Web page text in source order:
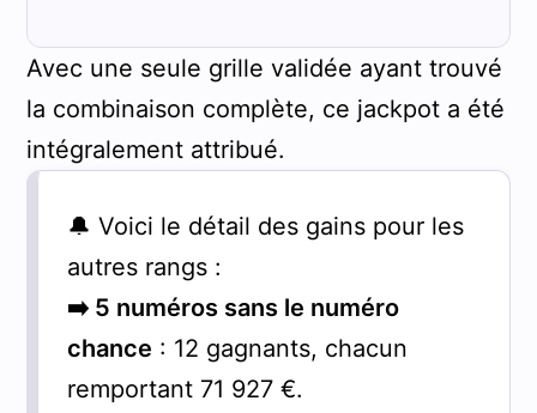
Avec une seule grille validée ayant trouvé
la combinaison complète, ce jackpot a été
intégralement attribué.
🔔 Voici le détail des gains pour les
autres rangs :
➡️ 5 numéros sans le numéro
chance : 12 gagnants, chacun
remportant 71 927 €.